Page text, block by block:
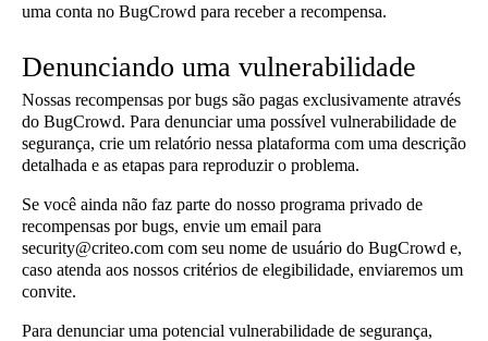
uma conta no BugCrowd para receber a recompensa.
Denunciando uma vulnerabilidade
Nossas recompensas por bugs são pagas exclusivamente através
do BugCrowd. Para denunciar uma possível vulnerabilidade de
segurança, crie um relatório nessa plataforma com uma descrição
detalhada e as etapas para reproduzir o problema.
Se você ainda não faz parte do nosso programa privado de
recompensas por bugs, envie um email para
security@criteo.com com seu nome de usuário do BugCrowd e,
caso atenda aos nossos critérios de elegibilidade, enviaremos um
convite.
Para denunciar uma potencial vulnerabilidade de segurança,